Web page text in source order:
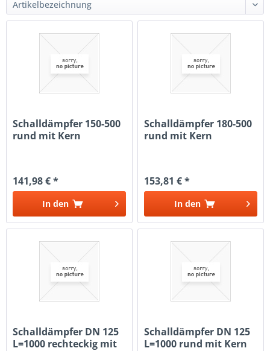
Schalldämpfer 150-500
rund mit Kern
141,98 € *
In den
Schalldämpfer 180-500
rund mit Kern
153,81 € *
In den
Schalldämpfer DN 125
L=1000 rechteckig mit
Schalldämpfer DN 125
L=1000 rund mit Kern